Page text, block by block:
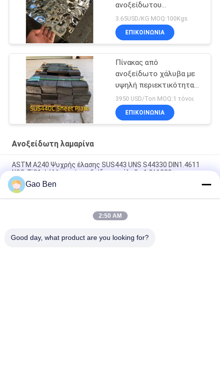
ανοξείδωτου
1220x2440mm 0.8mm
3.65USD/KG MOQ:100Kgs
ΕΠΙΚΟΙΝΩΝΙΑ
Πίνακας από
ανοξείδωτο χάλυβα με
υψηλή περιεκτικότητα
σε άνθρακα
3950 USD/Ton MOQ:1 τόνοι
ΕΠΙΚΟΙΝΩΝΙΑ
Ανοξείδωτη λαμαρίνα
ASTM A240 Ψυχρής έλασης SUS443 UNS S44330 DIN1.4611
X2CrTi21 Φύλλο από ανοξείδωτο χάλυβα 1,2*1220mm
ASTM A240 AISI 309S X12CrNi23-13 Ψυχρής Κύλισης
Ανοξείδωτο Φύλλο 1.5*1219*2438MM Επιφάνεια 2B
ASTM AISI 309S S30908 / EN 1.4833 Ψυχρής έλασης
Gao Ben
2:50 AM
Good day, what product are you looking for?